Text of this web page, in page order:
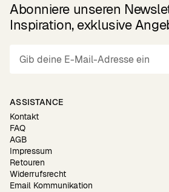
Abonniere unseren
Inspiration, exklusive
ASSISTANCE
Kontakt
FAQ
AGB
Impressum
Retouren
Widerrufsrecht
Email Kommunikation